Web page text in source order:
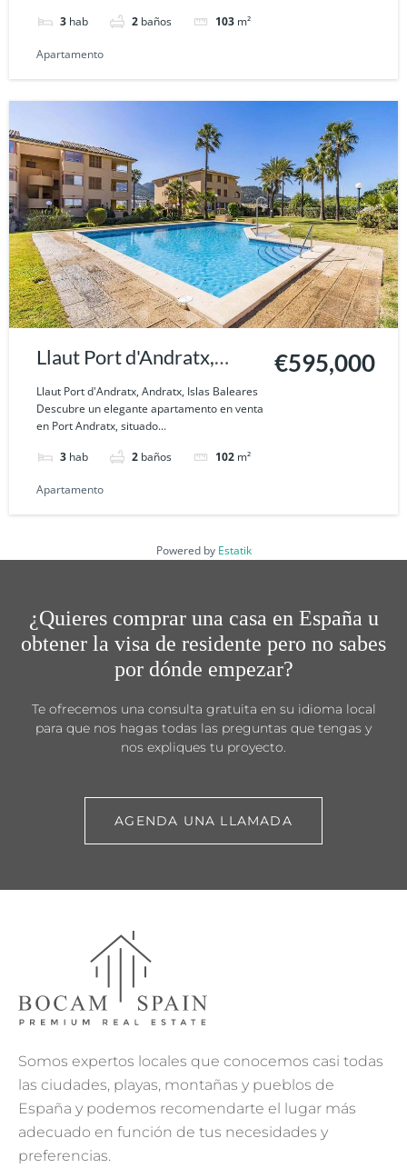
3 hab 2 baños 103 m²
Apartamento
Llaut Port d'Andratx,
Andratx, Islas Baleares
Llaut Port d'Andratx, Andratx, Islas Baleares
Descubre un elegante apartamento en venta
en Port Andratx, situado...
3 hab 2 baños 102 m²
€595,000
Apartamento
Powered by Estatik
¿Quieres comprar una casa en España u
obtener la visa de residente pero no sabes
por dónde empezar?
Te ofrecemos una consulta gratuita en su idioma local
para que nos hagas todas las preguntas que tengas y
nos expliques tu proyecto.
AGENDA UNA LLAMADA
Somos expertos locales que conocemos casi todas
las ciudades, playas, montañas y pueblos de
España y podemos recomendarte el lugar más
adecuado en función de tus necesidades y
preferencias.